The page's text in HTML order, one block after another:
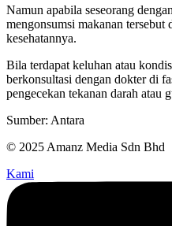
Namun apabila seseorang
mengonsumsi makanan
kesehatannya.
Bila terdapat keluhan atau
berkonsultasi dengan dokter di
pengecekan tekanan darah atau
Sumber: Antara
© 2025 Amanz Media Sdn Bhd
Kami